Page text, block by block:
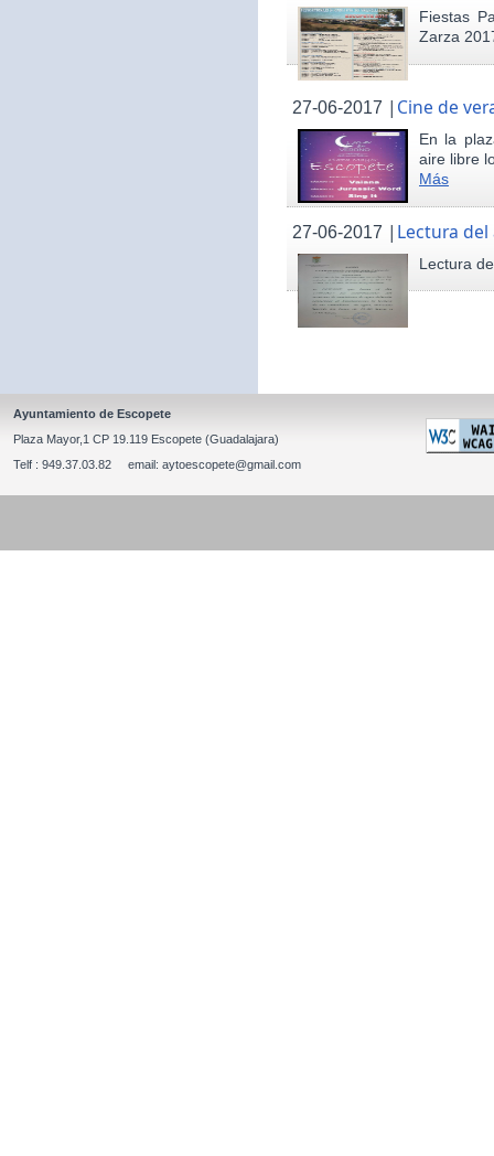
Fiestas
Zarza
27-06-2017 | Cine de
En la
aire libre
Más
27-06-2017 | Lectura del
Lectura
Ayuntamiento de Escopete
Plaza Mayor,1 CP 19.119 Escopete (Guadalajara)
Telf : 949.37.03.82 email: aytoescopete@gmail.com